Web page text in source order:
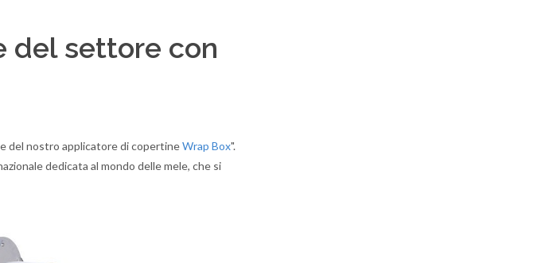
del settore con
del nostro applicatore di copertineWrap Box".
dedicata al mondo delle mele, che si